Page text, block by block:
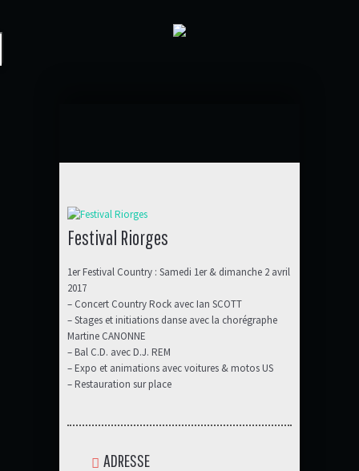
Festival Riorges
1er Festival Country : Samedi 1er & dimanche 2 avril
2017
– Concert Country Rock avec Ian SCOTT
– Stages et initiations danse avec la chorégraphe
Martine CANONNE
– Bal C.D. avec D.J. REM
– Expo et animations avec voitures & motos US
– Restauration sur place
ADRESSE